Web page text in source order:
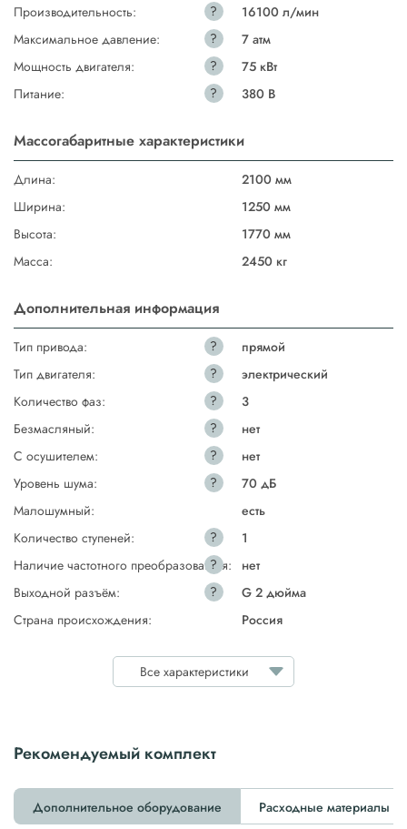
Производительность:
?
16100 л/мин
Максимальное давление:
?
7 атм
Мощность двигателя:
?
75 кВт
Питание:
? 380 В
Массогабаритные характеристики
Длина:
2100 мм
Ширина:
1250 мм
Высота:
1770 мм
Масса:
2450 кг
Дополнительная информация
Тип привода: ?
прямой
Тип двигателя:
?
электрический
Количество фаз:
?
3
Безмасляный:
?
нет
С осушителем:
?
нет
Уровень шума:
?
70 дБ
Малошумный:
есть
Количество ступеней:
?
1
Наличие частотного преобразователя:
?
нет
Выходной разъём:
?
G 2 дюйма
Страна происхождения:
Россия
Все характеристики
Рекомендуемый комплект
Дополнительное оборудование Расходные материалы